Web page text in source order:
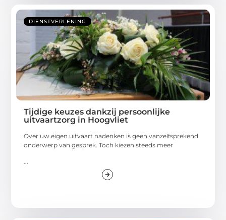
DIENSTVERLENING
Tijdige keuzes dankzij persoonlijke
uitvaartzorg in Hoogvliet
Over uw eigen uitvaart nadenken is geen vanzelfsprekend
onderwerp van gesprek. Toch kiezen steeds meer